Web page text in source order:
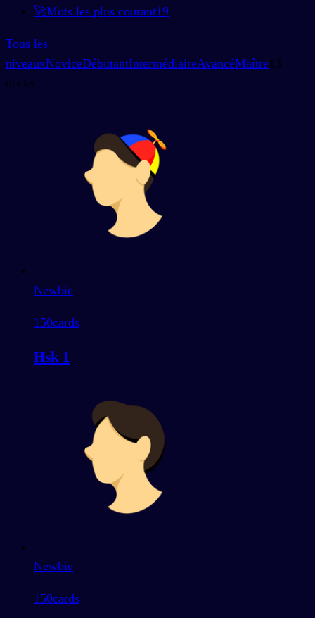
🚀Mots les plus courant19
Tous les
niveauxNoviceDébutantIntermédiaireAvancéMaître13
decks
Newbie
150cards
Hsk 1
Newbie
150cards